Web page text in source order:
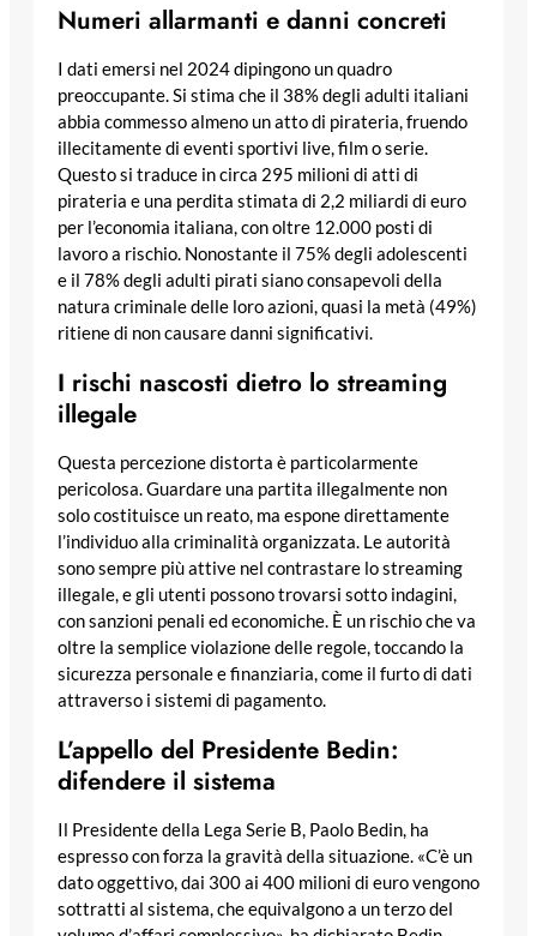
Numeri allarmanti e danni concreti
I dati emersi nel 2024 dipingono un quadro
preoccupante. Si stima che il 38% degli adulti italiani
abbia commesso almeno un atto di pirateria, fruendo
illecitamente di eventi sportivi live, film o serie.
Questo si traduce in circa 295 milioni di atti di
pirateria e una perdita stimata di 2,2 miliardi di euro
per l’economia italiana, con oltre 12.000 posti di
lavoro a rischio. Nonostante il 75% degli adolescenti
e il 78% degli adulti pirati siano consapevoli della
natura criminale delle loro azioni, quasi la metà (49%)
ritiene di non causare danni significativi.
I rischi nascosti dietro lo streaming
illegale
Questa percezione distorta è particolarmente
pericolosa. Guardare una partita illegalmente non
solo costituisce un reato, ma espone direttamente
l’individuo alla criminalità organizzata. Le autorità
sono sempre più attive nel contrastare lo streaming
illegale, e gli utenti possono trovarsi sotto indagini,
con sanzioni penali ed economiche. È un rischio che va
oltre la semplice violazione delle regole, toccando la
sicurezza personale e finanziaria, come il furto di dati
attraverso i sistemi di pagamento.
L’appello del Presidente Bedin:
difendere il sistema
Il Presidente della Lega Serie B, Paolo Bedin, ha
espresso con forza la gravità della situazione. «C’è un
dato oggettivo, dai 300 ai 400 milioni di euro vengono
sottratti al sistema, che equivalgono a un terzo del